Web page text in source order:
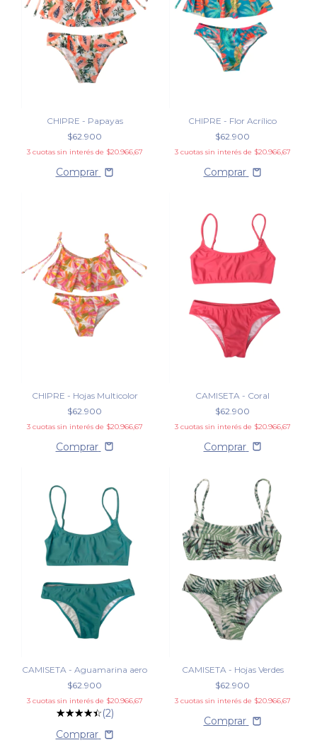
CHIPRE - Papayas
$62.900
3 cuotas sin interés de $20.966,67
Comprar
CHIPRE - Flor Acrílico
$62.900
3 cuotas sin interés de $20.966,67
Comprar
CHIPRE - Hojas Multicolor
$62.900
3 cuotas sin interés de $20.966,67
Comprar
CAMISETA - Coral
$62.900
3 cuotas sin interés de $20.966,67
Comprar
CAMISETA - Aguamarina aero
$62.900
3 cuotas sin interés de $20.966,67
(2)
Comprar
CAMISETA - Hojas Verdes
$62.900
3 cuotas sin interés de $20.966,67
Comprar